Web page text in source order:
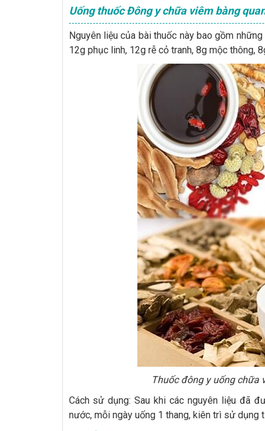
Uống thuốc Đông y chữa viêm bàng
Nguyên liệu của bài thuốc này bao gồm
12g phục linh, 12g rễ cỏ tranh, 8g mộc thông,
Thuốc đông y uống chữa
Cách sử dụng: Sau khi các nguyên liệu đã
nước, mỗi ngày uống 1 thang, kiên trì sử dụng